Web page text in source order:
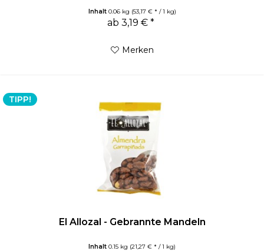
Inhalt 0.06 kg (53,17 € * / 1 kg)
ab 3,19 € *
Merken
TIPP!
El Allozal - Gebrannte Mandeln
Inhalt0.15 kg (21,27 € * / 1 kg)